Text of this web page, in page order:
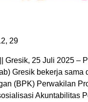
29
Gresik, 25 Juli 2025 –
Gresik bekerja sama
(BPK) Perwakilan
Akuntabilitas